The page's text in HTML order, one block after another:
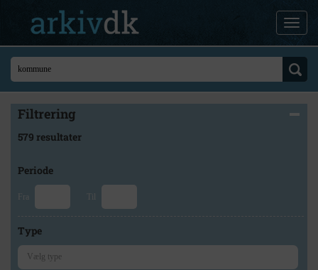
Filtrering
579 resultater
Periode
Fra Til
Type